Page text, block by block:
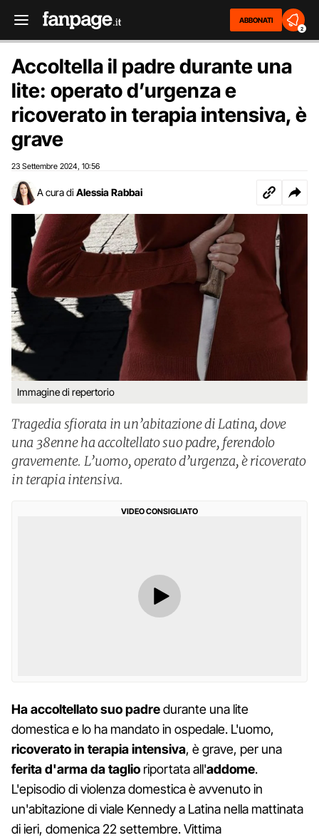
ABBONATI
2
Accoltella il padre durante una
lite: operato d’urgenza e
ricoverato in terapia intensiva, è
grave
23 Settembre 2024 10:56
A cura di Alessia Rabbai
Immagine di repertorio
Tragedia sfiorata in un’abitazione di Latina, dove
una 38enne ha accoltellato suo padre, ferendolo
gravemente. L’uomo, operato d’urgenza, è ricoverato
in terapia intensiva.
VIDEO CONSIGLIATO
Ha accoltellato suo padredurante una lite
domestica e lo ha mandato in ospedale. L'uomo,
ricoverato in terapia intensiva, è grave, per una
ferita d'arma da taglio riportata all'addome.
L'episodio di violenza domestica è avvenuto in
un'abitazione di viale Kennedy a Latina nella mattinata
di ieri, domenica 22 settembre. Vittima